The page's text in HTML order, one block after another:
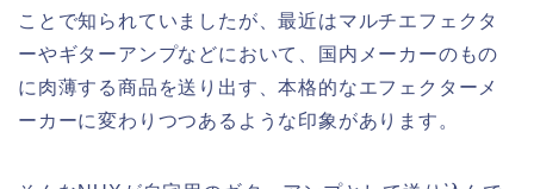
ことで知られていましたが、最近はマルチエフェクタ
ーやギターアンプなどにおいて、国内メーカーのもの
に肉薄する商品を送り出す、本格的なエフェクターメ
ーカーに変わりつつあるような印象があります。